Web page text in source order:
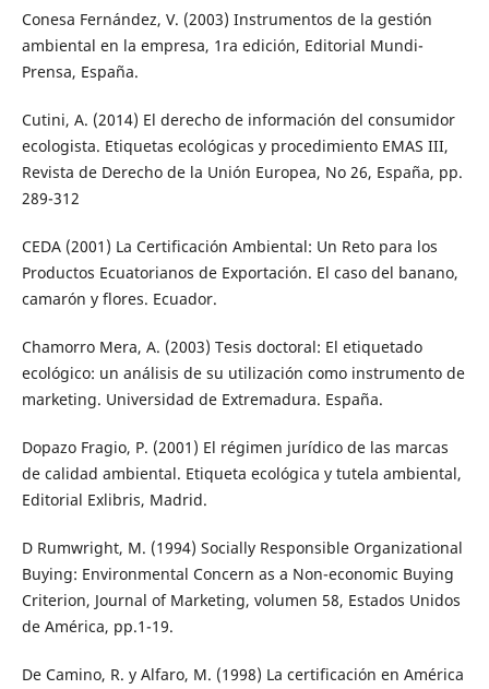
Conesa Fernández, V. (2003) Instrumentos de la gestión
ambiental en la empresa, 1ra edición, Editorial Mundi-
Prensa, España.
Cutini, A. (2014) El derecho de información del consumidor
ecologista. Etiquetas ecológicas y procedimiento EMAS III,
Revista de Derecho de la Unión Europea, No 26, España, pp.
289-312
CEDA (2001) La Certificación Ambiental: Un Reto para los
Productos Ecuatorianos de Exportación. El caso del banano,
camarón y flores. Ecuador.
Chamorro Mera, A. (2003) Tesis doctoral: El etiquetado
ecológico: un análisis de su utilización como instrumento de
marketing. Universidad de Extremadura. España.
Dopazo Fragio, P. (2001) El régimen jurídico de las marcas
de calidad ambiental. Etiqueta ecológica y tutela ambiental,
Editorial Exlibris, Madrid.
D Rumwright, M. (1994) Socially Responsible Organizational
Buying: Environmental Concern as a Non-economic Buying
Criterion, Journal of Marketing, volumen 58, Estados Unidos
de América, pp.1-19.
De Camino, R. y Alfaro, M. (1998) La certificación en América